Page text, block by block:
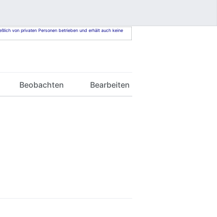
von privaten Personen betrieben und erhält auch keine
Beobachten Bearbeiten